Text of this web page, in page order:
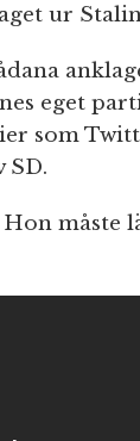
ur
eget
som
SD.
måste